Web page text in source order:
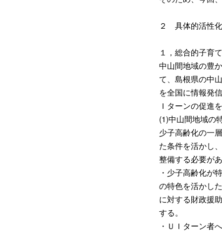
２ 具体的活性
１，総合的子育
中山間地域の豊
て、島根県の中
を全国に情報発
Ｉターンの促進
(1)中山間地域の
少子高齢化の一
た条件を活かし
整備する必要が
・少子高齢化が
の特色を活かし
に対する財政援
する。
・ＵＩターン者